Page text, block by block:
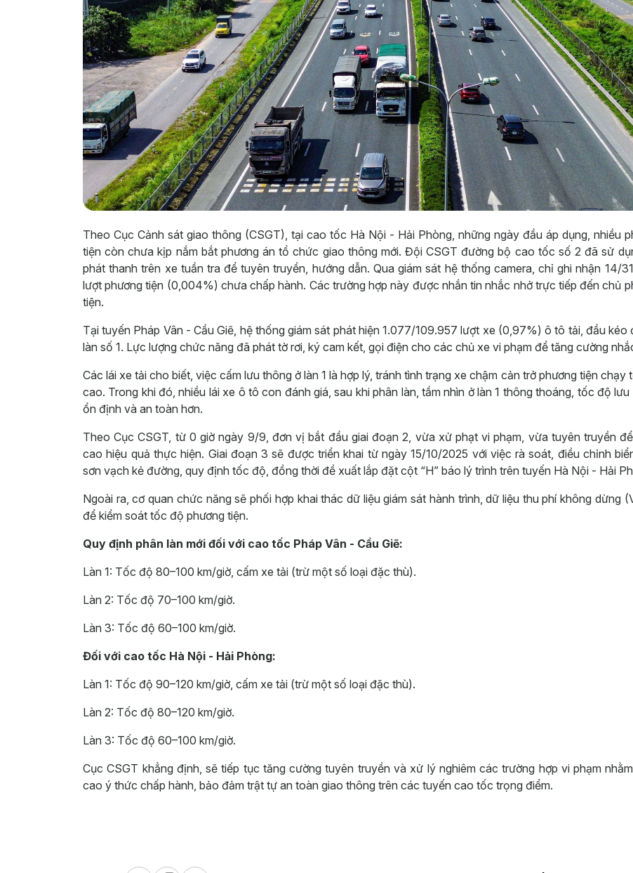
Theo Cục Cảnh sát giao thông (CSGT), tại cao tốc Hà Nội - Hải Phòng, những ngày đầu áp dụng, nhiều
tiện còn chưa kịp nắm bắt phương án tổ chức giao thông mới. Đội CSGT đường bộ cao tốc số 2 đã sử
phát thanh trên xe tuần tra để tuyên truyền, hướng dẫn. Qua giám sát hệ thống camera, chỉ ghi nhận 14/
lượt phương tiện (0,004%) chưa chấp hành. Các trường hợp này được nhắn tin nhắc nhở trực tiếp đến chủ
tiện.
Tại tuyến Pháp Vân - Cầu Giẽ, hệ thống giám sát phát hiện 1.077/109.957 lượt xe (0,97%) ô tô tải, đầu kéo
làn số 1. Lực lượng chức năng đã phát tờ rơi, ký cam kết, gọi điện cho các chủ xe vi phạm để tăng cường
Các lái xe tải cho biết, việc cấm lưu thông ở làn 1 là hợp lý, tránh tình trạng xe chậm cản trở phương tiện chạy
cao. Trong khi đó, nhiều lái xe ô tô con đánh giá, sau khi phân làn, tầm nhìn ở làn 1 thông thoáng, tốc độ
ổn định và an toàn hơn.
Theo Cục CSGT, từ 0 giờ ngày 9/9, đơn vị bắt đầu giai đoạn 2, vừa xử phạt vi phạm, vừa tuyên truyền
cao hiệu quả thực hiện. Giai đoạn 3 sẽ được triển khai từ ngày 15/10/2025 với việc rà soát, điều chỉnh
sơn vạch kẻ đường, quy định tốc độ, đồng thời đề xuất lắp đặt cột “H” báo lý trình trên tuyến Hà Nội - Hải
Ngoài ra, cơ quan chức năng sẽ phối hợp khai thác dữ liệu giám sát hành trình, dữ liệu thu phí không dừng
để kiểm soát tốc độ phương tiện.
Quy định phân làn mới đối với cao tốc Pháp Vân - Cầu Giẽ:
Làn 1: Tốc độ 80–100 km/giờ, cấm xe tải (trừ một số loại đặc thù).
Làn 2: Tốc độ 70–100 km/giờ.
Làn 3: Tốc độ 60–100 km/giờ.
Đối với cao tốc Hà Nội - Hải Phòng:
Làn 1: Tốc độ 90–120 km/giờ, cấm xe tải (trừ một số loại đặc thù).
Làn 2: Tốc độ 80–120 km/giờ.
Làn 3: Tốc độ 60–100 km/giờ.
Cục CSGT khẳng định, sẽ tiếp tục tăng cường tuyên truyền và xử lý nghiêm các trường hợp vi phạm
cao ý thức chấp hành, bảo đảm trật tự an toàn giao thông trên các tuyến cao tốc trọng điểm.